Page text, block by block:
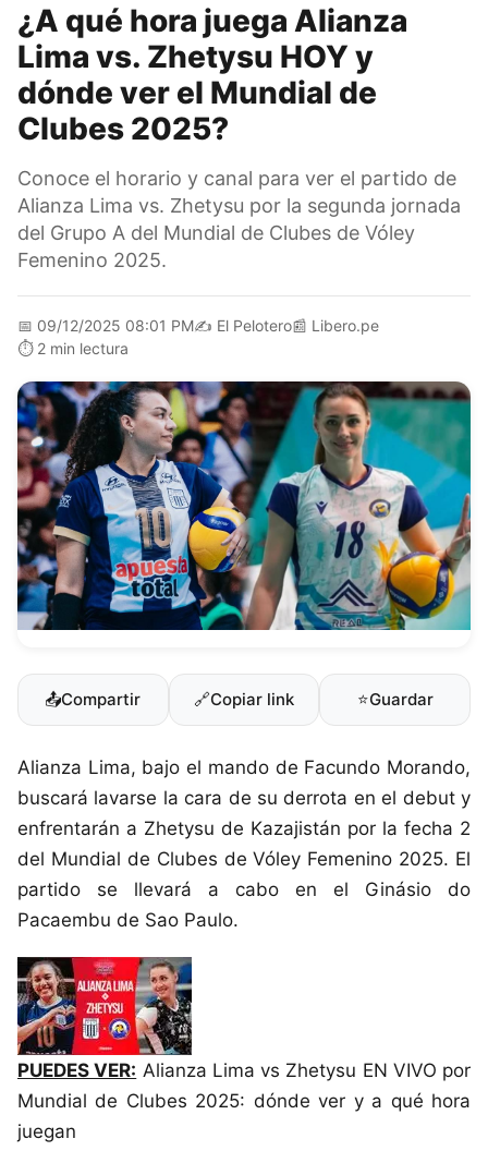
¿A qué hora juega Alianza
Lima vs. Zhetysu HOY y
dónde ver el Mundial de
Clubes 2025?
Conoce el horario y canal para ver el partido de
Alianza Lima vs. Zhetysu por la segunda jornada
del Grupo A del Mundial de Clubes de Vóley
Femenino 2025.
📅 09/12/2025 08:01 PM✍️ El Pelotero📰 Libero.pe
⏱️ 2 min lectura
📤Compartir 🔗Copiar link ⭐Guardar
Alianza Lima, bajo el mando de Facundo Morando,
buscará lavarse la cara de su derrota en el debut y
enfrentarán a Zhetysu de Kazajistán por la fecha 2
del Mundial de Clubes de Vóley Femenino 2025. El
partido se llevará a cabo en el Ginásio do
Pacaembu de Sao Paulo.
PUEDES VER: Alianza Lima vs Zhetysu EN VIVO por
Mundial de Clubes 2025: dónde ver y a qué hora
juegan